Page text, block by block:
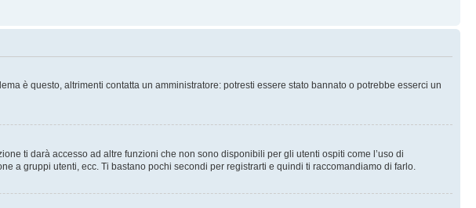
è questo, altrimenti contatta un amministratore: potresti essere stato bannato o potrebbe esserci un
ti darà accesso ad altre funzioni che non sono disponibili per gli utenti ospiti come l’uso di
a gruppi utenti, ecc. Ti bastano pochi secondi per registrarti e quindi ti raccomandiamo di farlo.